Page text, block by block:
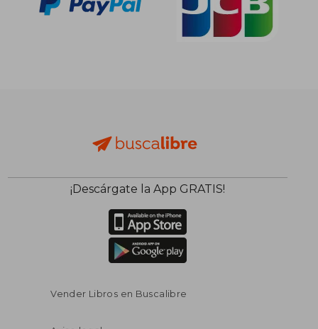
¡Descárgate la App GRATIS!
Vender Libros en Buscalibre